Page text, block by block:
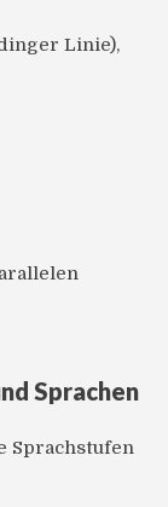
Linie),
Sprachen
Sprachstufen